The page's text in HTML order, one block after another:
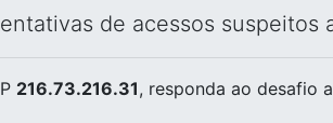
de acessos suspeitos
216.73.216.31, responda ao desafio